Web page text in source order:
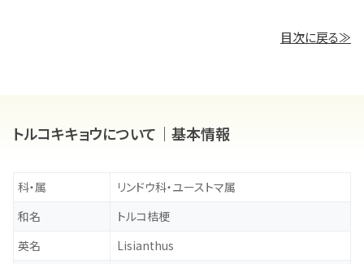
目次に戻る≫
トルコキキョウについて｜基本情報
科・属
リンドウ科・ユーストマ属
和名
トルコ桔梗
英名
Lisianthus